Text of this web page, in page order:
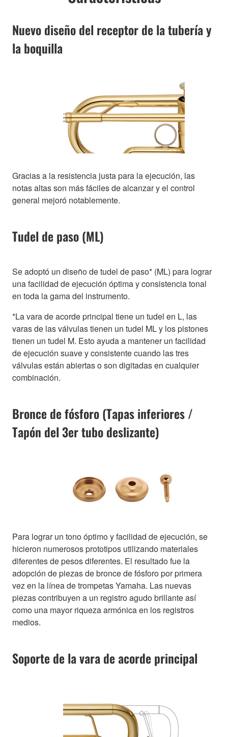
Nuevo diseño del receptor de la tubería y
la boquilla
Gracias a la resistencia justa para la ejecución, las
notas altas son más fáciles de alcanzar y el control
general mejoró notablemente.
Tudel de paso (ML)
Se adoptó un diseño de tudel de paso* (ML) para lograr
una facilidad de ejecución óptima y consistencia tonal
en toda la gama del instrumento.
*La vara de acorde principal tiene un tudel en L, las
varas de las válvulas tienen un tudel ML y los pistones
tienen un tudel M. Esto ayuda a mantener un facilidad
de ejecución suave y consistente cuando las tres
válvulas están abiertas o son digitadas en cualquier
combinación.
Bronce de fósforo (Tapas inferiores /
Tapón del 3er tubo deslizante)
Para lograr un tono óptimo y facilidad de ejecución, se
hicieron numerosos prototipos utilizando materiales
diferentes de pesos diferentes. El resultado fue la
adopción de piezas de bronce de fósforo por primera
vez en la línea de trompetas Yamaha. Las nuevas
piezas contribuyen a un registro agudo brillante así
como una mayor riqueza armónica en los registros
medios.
Soporte de la vara de acorde principal